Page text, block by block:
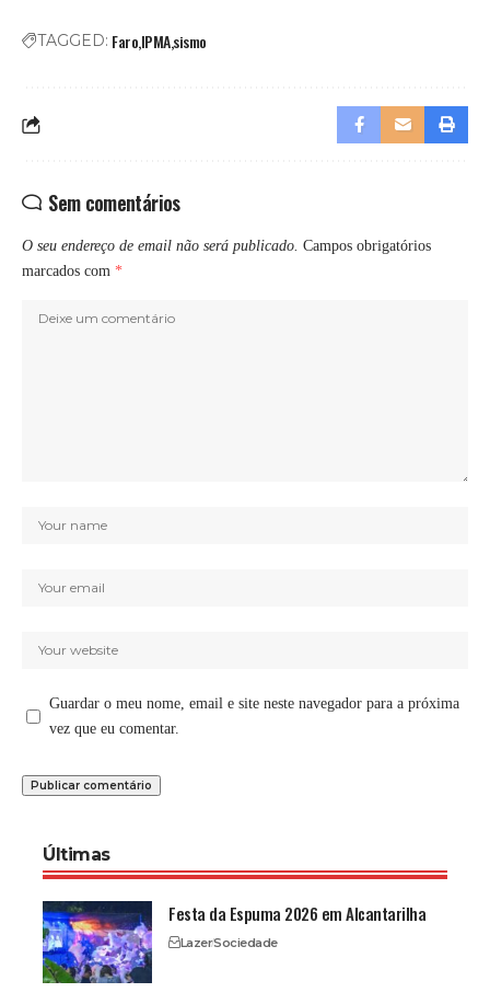
TAGGED: FaroIPMAsismo
Sem comentários
O seu endereço de email não será publicado. Campos obrigatórios
marcados com *
Guardar o meu nome, email e site neste navegador para a próxima
vez que eu comentar.
Últimas
Festa da Espuma 2026 em Alcantarilha
LazerSociedade